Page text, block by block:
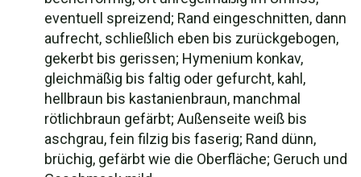
eventuell spreizend; Rand eingeschnitten, dann
aufrecht, schließlich eben bis zurückgebogen,
gekerbt bis gerissen; Hymenium konkav,
gleichmäßig bis faltig oder gefurcht, kahl,
hellbraun bis kastanienbraun, manchmal
rötlichbraun gefärbt; Außenseite weiß bis
aschgrau, fein filzig bis faserig; Rand dünn,
brüchig, gefärbt wie die Oberfläche; Geruch und